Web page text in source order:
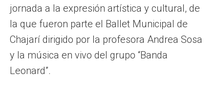
jornada a la expresión artística y cultural, de
la que fueron parte el Ballet Municipal de
Chajarí dirigido por la profesora Andrea Sosa
y la música en vivo del grupo “Banda
Leonard”.